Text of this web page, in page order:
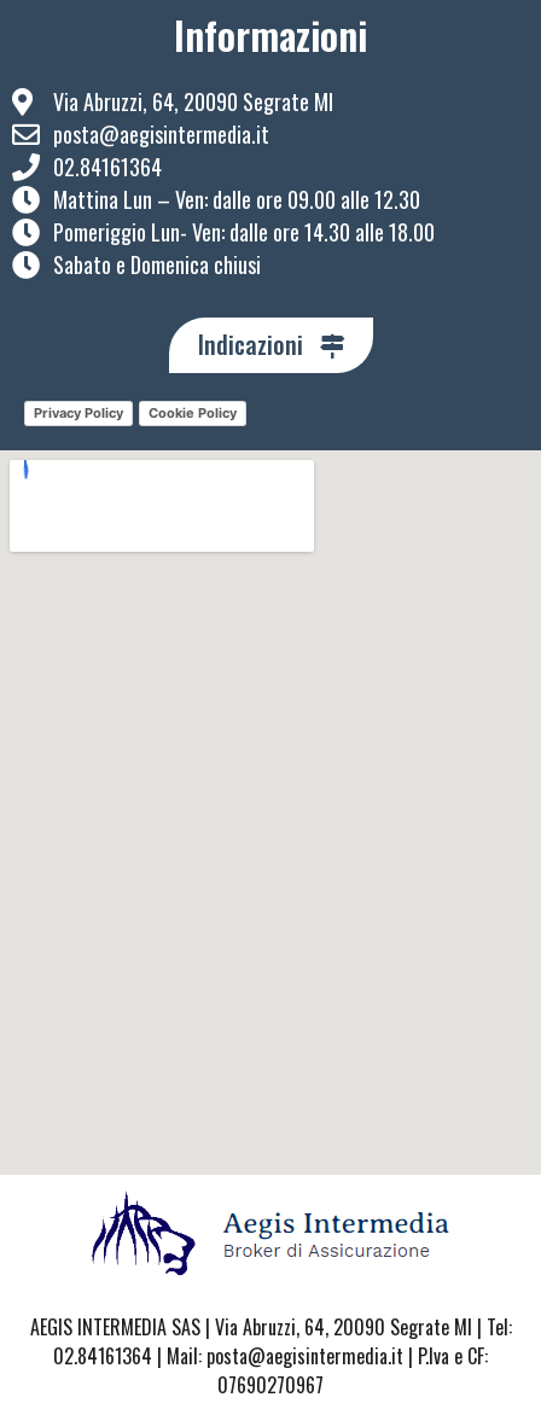
Informazioni
Via Abruzzi, 64, 20090 Segrate MI
posta@aegisintermedia.it
02.84161364
Mattina Lun – Ven: ​dalle ore 09.00 alle 12.30
Pomeriggio Lun- Ven: dalle ore 14.30 alle 18.00
Sabato e Domenica chiusi
Indicazioni
Privacy Policy Cookie Policy
AEGIS INTERMEDIA SAS | Via Abruzzi, 64, 20090 Segrate MI | Tel:
02.84161364 | Mail: posta@aegisintermedia.it | P.Iva e CF:
07690270967